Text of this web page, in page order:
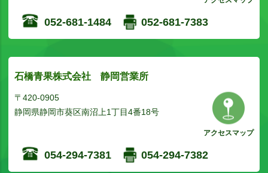
052-681-1484 052-681-7383
石橋青果株式会社 静岡営業所
〒420-0905
静岡県静岡市葵区南沼上1丁目4番18号
アクセスマップ
054-294-7381 054-294-7382